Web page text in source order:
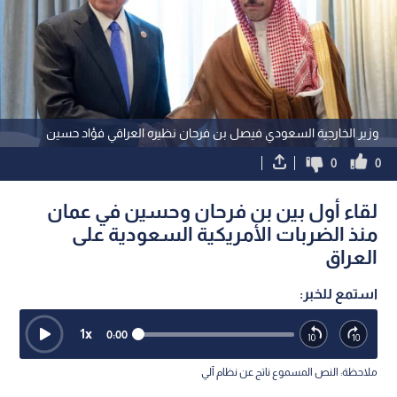
وزير الخارجية السعودي فيصل بن فرحان نظيره العراقي فؤاد حسين
0
0
لقاء أول بين بن فرحان وحسين في عمان
منذ الضربات الأمريكية السعودية على
العراق
استمع للخبر:
0:00
1x
ملاحظة: النص المسموع ناتج عن نظام آلي